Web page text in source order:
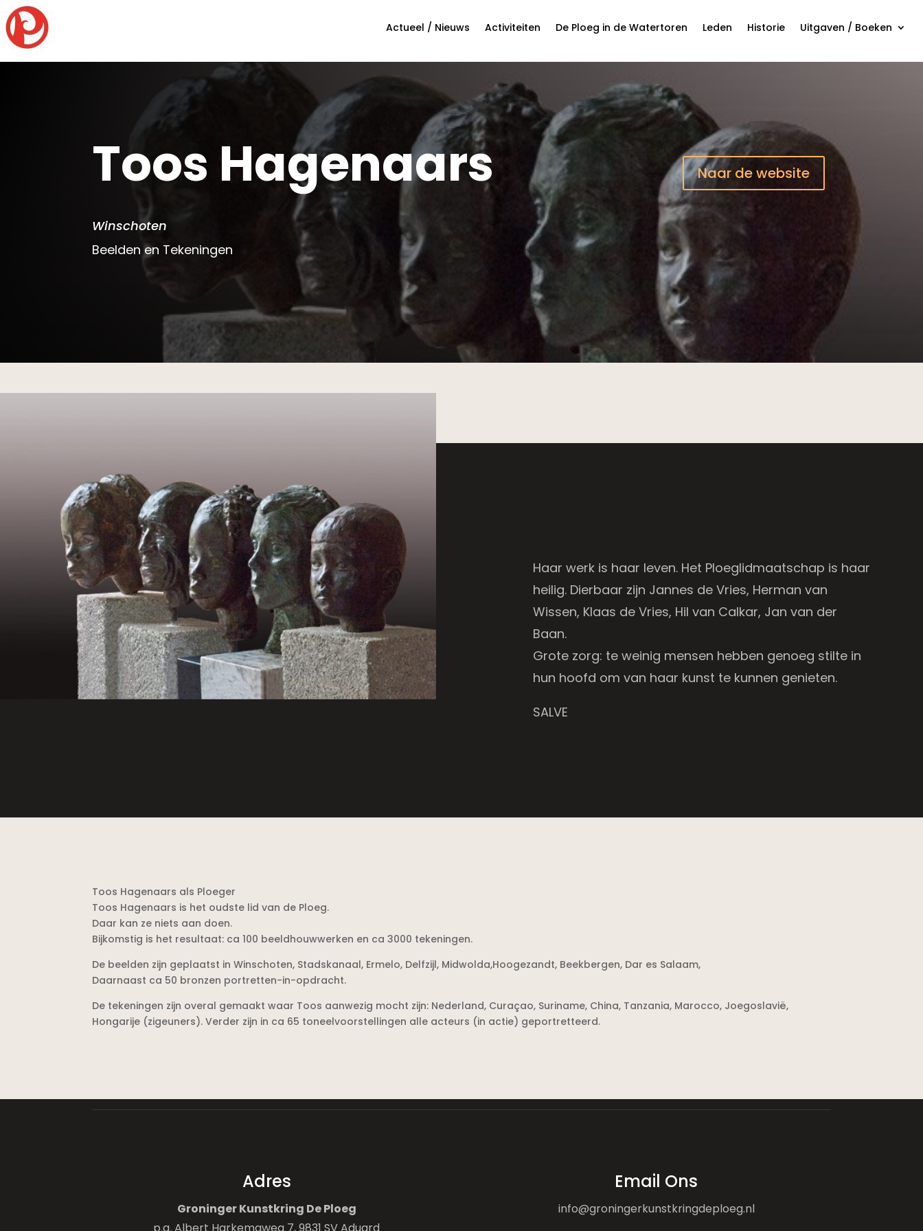
Actueel / Nieuws Activiteiten De Ploeg in de Watertoren Leden Historie Uitgaven / Boeken
Toos Hagenaars
Winschoten
Beelden en Tekeningen
Naar de website
Haar werk is haar leven. Het Ploeglidmaatschap is haar
heilig. Dierbaar zijn Jannes de Vries, Herman van
Wissen, Klaas de Vries, Hil van Calkar, Jan van der
Baan.
Grote zorg: te weinig mensen hebben genoeg stilte in
hun hoofd om van haar kunst te kunnen genieten.
SALVE
Toos Hagenaars als Ploeger
Toos Hagenaars is het oudste lid van de Ploeg.
Daar kan ze niets aan doen.
Bijkomstig is het resultaat: ca 100 beeldhouwwerken en ca 3000 tekeningen.
De beelden zijn geplaatst in Winschoten, Stadskanaal, Ermelo, Delfzijl, Midwolda,Hoogezandt, Beekbergen, Dar es Salaam,
Daarnaast ca 50 bronzen portretten-in-opdracht.
De tekeningen zijn overal gemaakt waar Toos aanwezig mocht zijn: Nederland, Curaçao, Suriname, China, Tanzania, Marocco, Joegoslavië,
Hongarije (zigeuners). Verder zijn in ca 65 toneelvoorstellingen alle acteurs (in actie) geportretteerd.
Adres
Groninger Kunstkring De Ploeg
Email Ons
info@groningerkunstkringdeploeg.nl